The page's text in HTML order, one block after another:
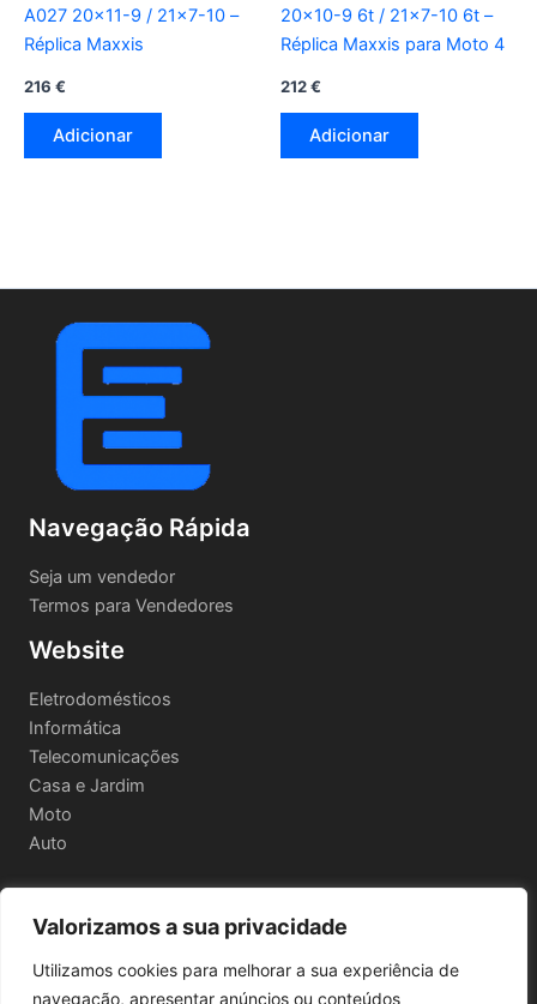
Valorizamos a sua privacidade
Utilizamos cookies para melhorar a sua experiência de
navegação, apresentar anúncios ou conteúdos
A027 20×11-9 / 21×7-10 –
Réplica Maxxis
216 €
Adicionar
20×10-9 6t / 21×7-10 6t –
Réplica Maxxis para Moto 4
212€
Adicionar
Navegação Rápida
Seja um vendedor
Termos para Vendedores
Website
Eletrodomésticos
Informática
Telecomunicações
Casa e Jardim
Moto
Auto
Informações Legais
Política de privacidade